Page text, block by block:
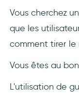
une
Les 3
Vous cherchez
que les
comment tirer
Vous êtes au
L'utilisation de